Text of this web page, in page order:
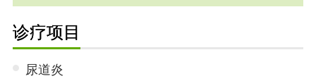
诊疗项目
尿道炎